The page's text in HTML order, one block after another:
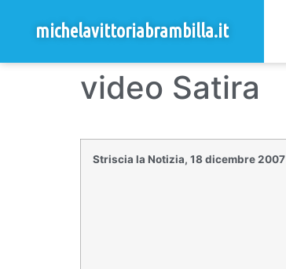
michelavittoriabrambilla.it
video Satira
Striscia la Notizia, 18 dicembre 2007